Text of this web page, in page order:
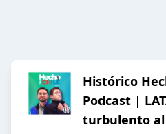
Histórico
Podcast |
turbulento al